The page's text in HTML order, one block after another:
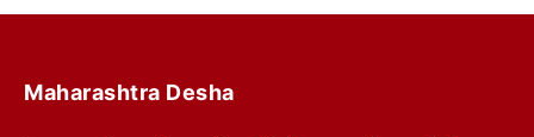
Maharashtra Desha